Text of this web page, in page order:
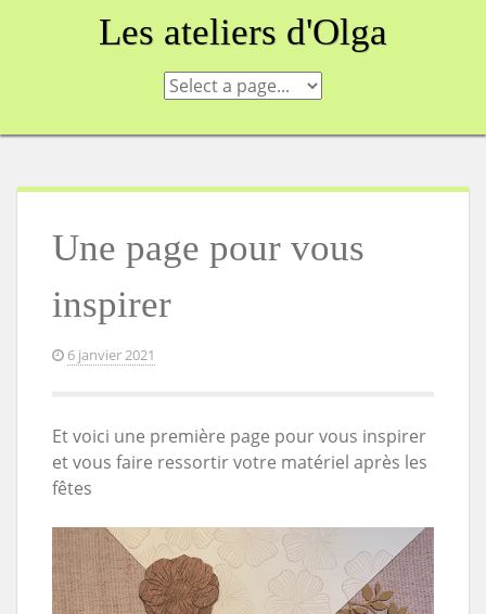
Les ateliers d'Olga
Une page pour vous
inspirer
6 janvier 2021
Et voici une première page pour vous inspirer
et vous faire ressortir votre matériel après les
fêtes